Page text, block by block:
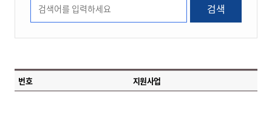
검색
번호 지원사업